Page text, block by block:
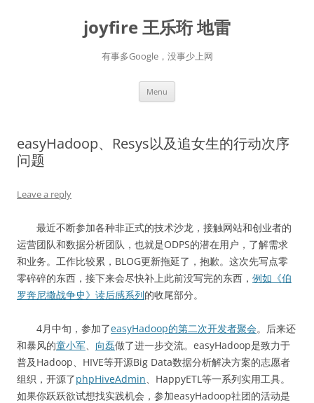
joyfire 王乐珩 地雷
有事多Google，没事少上网
Menu
easyHadoop、Resys以及追女生的行动次序
问题
Leave a reply
最近不断参加各种非正式的技术沙龙，接触网站和创业者的
运营团队和数据分析团队，也就是ODPS的潜在用户，了解需求
和业务。工作比较累，BLOG更新拖延了，抱歉。这次先写点零
零碎碎的东西，接下来会尽快补上此前没写完的东西， 例如《伯
罗奔尼撒战争史》读后感系列的收尾部分。
4月中旬，参加了easyHadoop的第二次开发者聚会。后来还
和暴风的童小军、 向磊做了进一步交流。easyHadoop是致力于
普及Hadoop、HIVE等开源Big Data数据分析解决方案的志愿者
组织，开源了phpHiveAdmin、HappyETL等一系列实用工具。
如果你跃跃欲试想找实践机会，参加easyHadoop社团的活动是